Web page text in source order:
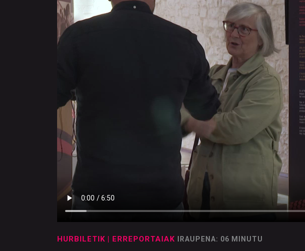
HURBILETIK | ERREPORTAIAK IRAUPENA: 06 MINUTU